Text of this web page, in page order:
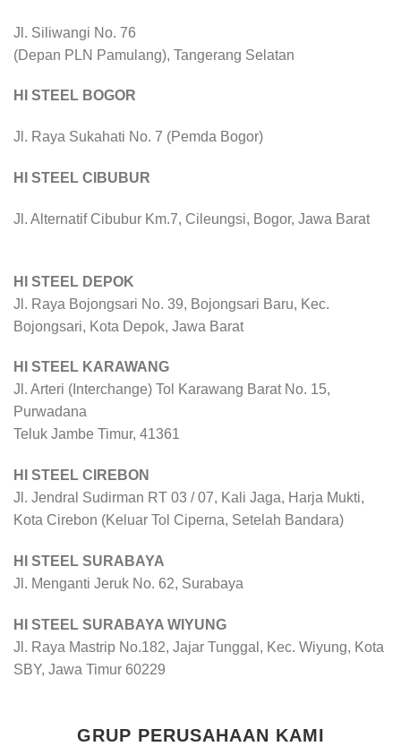
Jl. Siliwangi No. 76
(Depan PLN Pamulang), Tangerang Selatan
HI STEEL BOGOR
Jl. Raya Sukahati No. 7 (Pemda Bogor)
HI STEEL CIBUBUR
Jl. Alternatif Cibubur Km.7, Cileungsi, Bogor, Jawa Barat
HI STEEL DEPOK
Jl. Raya Bojongsari No. 39, Bojongsari Baru, Kec.
Bojongsari, Kota Depok, Jawa Barat
HI STEEL KARAWANG
Jl. Arteri (Interchange) Tol Karawang Barat No. 15,
Purwadana
Teluk Jambe Timur, 41361
HI STEEL CIREBON
Jl. Jendral Sudirman RT 03 / 07, Kali Jaga, Harja Mukti,
Kota Cirebon (Keluar Tol Ciperna, Setelah Bandara)
HI STEEL SURABAYA
Jl. Menganti Jeruk No. 62, Surabaya
HI STEEL SURABAYA WIYUNG
Jl. Raya Mastrip No.182, Jajar Tunggal, Kec. Wiyung, Kota
SBY, Jawa Timur 60229
GRUP PERUSAHAAN KAMI